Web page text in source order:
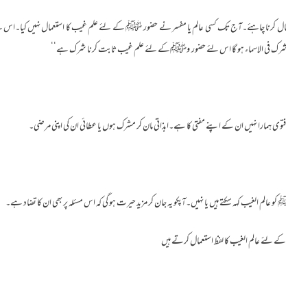
کرنا چاہئے۔آج تک کسی عالم یا مفسر نے حضور ﷺ کے لئے علم غیب کا استعمال نہیں کیا۔اس
فی الاسماء ہو گا اس لئے حضور وﷺکے لئے علم غیب ثابت کرنا شرک ہے‘‘
نہیں ان کے اپنے مفتی کا ہے۔ابذاتی مان کر مشرک ہوں یا عطائی ان کی اپنی مرضی۔
الغیب کہہ سکتے ہیں یا نہیں۔آپکو یہ جان کر مزید حیرت ہو گی کہ اس مسئلہ پر بھی ان کا تضاد ہے۔
عالم الغیب کا لفظ استعمال کرتے ہیں